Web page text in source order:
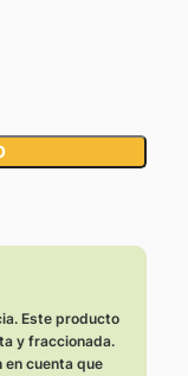
Este producto
y fraccionada.
cuenta que